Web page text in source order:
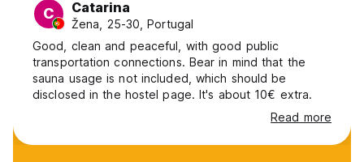
C Catarina
Žena, 25-30, Portugal
Good, clean and peaceful, with good public
transportation connections. Bear in mind that the
sauna usage is not included, which should be
disclosed in the hostel page. It's about 10€ extra.
Read more